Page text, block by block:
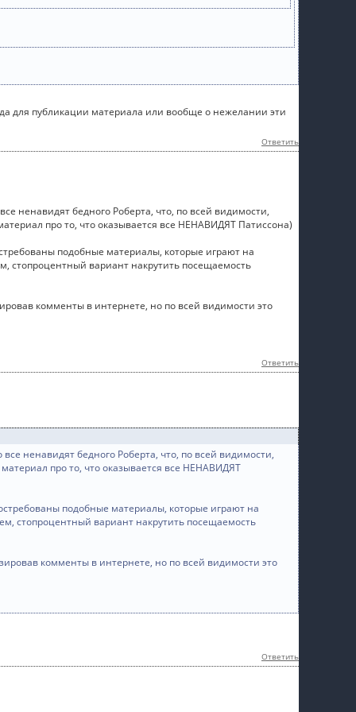
для публикации материала или вообще о нежелании эти
Ответить
ненавидят бедного Роберта, что, по всей видимости,
про то, что оказывается все НЕНАВИДЯТ Патиссона)
подобные материалы, которые играют на
стопроцентный вариант накрутить посещаемость
комменты в интернете, но по всей видимости это
Ответить
ненавидят бедного Роберта, что, по всей видимости,
про то, что оказывается все НЕНАВИДЯТ
подобные материалы, которые играют на
стопроцентный вариант накрутить посещаемость
комменты в интернете, но по всей видимости это
Ответить